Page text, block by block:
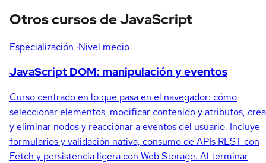
Otros cursos de JavaScript
Especialización ·Nivel medio
JavaScript DOM: manipulación y eventos
Curso centrado en lo que pasa en el navegador: cómo
seleccionar elementos, modificar contenido y atributos,
y eliminar nodos y reaccionar a eventos del usuario. Incluye
formularios y validación nativa, consumo de APIs REST con
Fetch y persistencia ligera con Web Storage. Al terminar